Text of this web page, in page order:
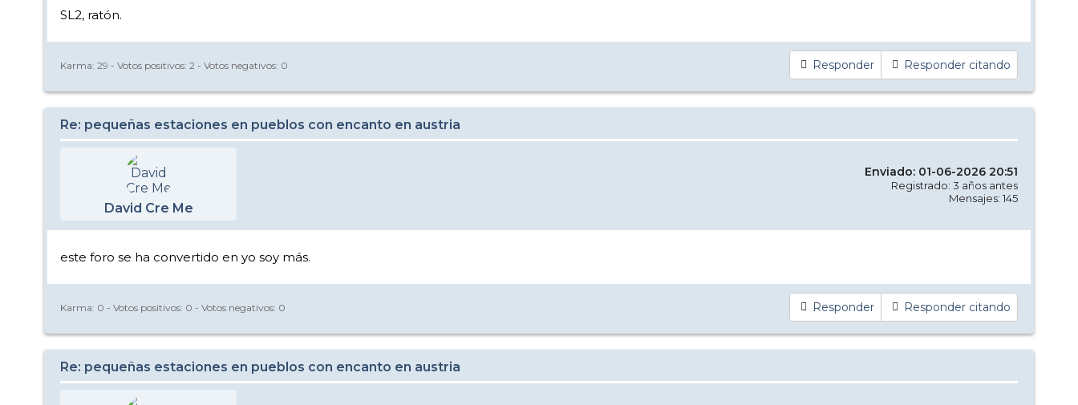
SL2, ratón.
Responder Responder citando
Karma: 29 - Votos positivos: 2 - Votos negativos: 0
Re: pequeñas estaciones en pueblos con encanto en austria
David Cre Me
Enviado: 01-06-2026 20:51
Registrado: 3 años antes
Mensajes: 145
este foro se ha convertido en yo soy más.
Responder Responder citando
Karma: 0 - Votos positivos: 0 - Votos negativos: 0
Re: pequeñas estaciones en pueblos con encanto en austria